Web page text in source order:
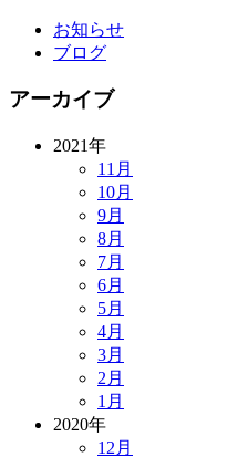
お知らせ
ブログ
アーカイブ
2021年
11月
10月
9月
8月
7月
6月
5月
4月
3月
2月
1月
2020年
12月